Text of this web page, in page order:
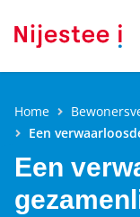
Home
Een
Een